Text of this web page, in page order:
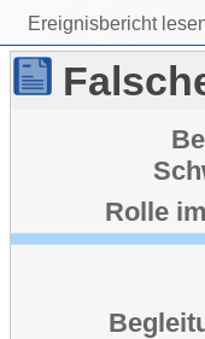
Ereignisbericht
Rolle